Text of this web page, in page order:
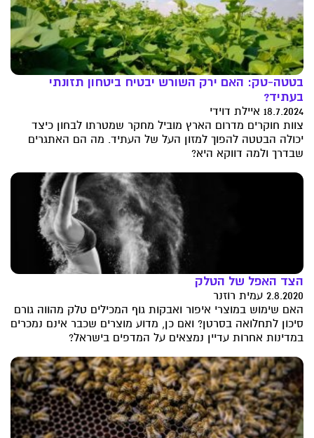
בטטה-טק: האם ירק השורש יבטיח ביטחון תזונתי
בעתיד?
18.7.2024 איילת דוידי
צוות חוקרים מדרום הארץ מוביל מחקר שמטרתו לבחון כיצד
יכולה הבטטה להפוך למזון העל של העתיד. מה הם האתגרים
שבדרך ולמה דווקא היא?
הצד האפל של הטלק
2.8.2020 עמית רוזנר
האם שימוש במוצרי איפור ואבקות גוף המכילים טלק מהווה גורם
סיכון לתחלואה בסרטן? ואם כן, מדוע מוצרים שכבר אינם נמכרים
במדינות אחרות עדיין נמצאים על המדפים בישראל?